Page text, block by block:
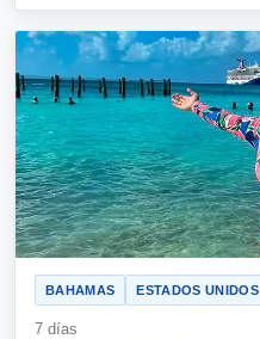
BAHAMAS ESTADOS UNIDOS
7 días